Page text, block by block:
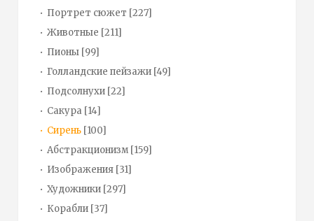
Портрет сюжет [227]
Животные [211]
Пионы [99]
Голландские пейзажи [49]
Подсолнухи [22]
Сакура [14]
Сирень [100]
Абстракционизм [159]
Изображения [31]
Художники [297]
Корабли [37]